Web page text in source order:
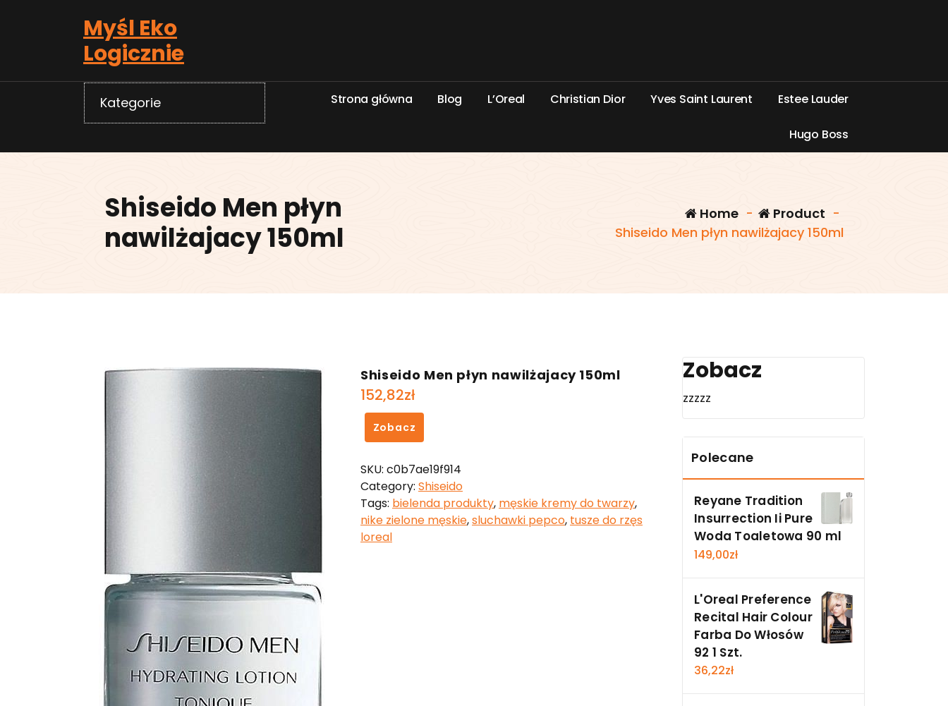
Myśl Eko
Logicznie
Kategorie Strona główna Blog L’Oreal Christian Dior Yves Saint Laurent Estee Lauder
Hugo Boss
Shiseido Men płyn
nawilżajacy 150ml
Home - Product -
Shiseido Men płyn nawilżajacy 150ml
Shiseido Men płyn nawilżajacy 150ml
152,82zł
Zobacz
SKU: c0b7ae19f914
Category: Shiseido
Tags: bielenda produkty, męskie kremy do twarzy,
nike zielone męskie,sluchawki pepco, tusze do rzęs
loreal
Zobacz
zzzzz
Polecane
Reyane Tradition
Insurrection Ii Pure
Woda Toaletowa 90 ml
149,00zł
L'Oreal Preference
Recital Hair Colour
Farba Do Włosów
92 1 Szt.
36,22zł